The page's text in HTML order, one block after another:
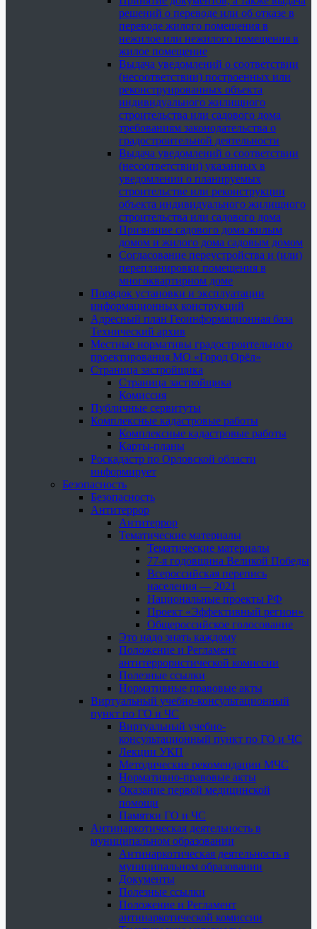
решений о переводе или об отказе в
переводе жилого помещения в
нежилое или нежилого помещения в
жилое помещение
Выдача уведомлений о соответствии
(несоответствии) построенных или
реконструированных объекта
индивидуального жилищного
строительства или садового дома
требованиям законодательства о
градостроительной деятельности
Выдача уведомлений о соответствии
(несоответствии) указанных в
уведомлении о планируемых
строительстве или реконструкции
объекта индивидуального жилищного
строительства или садового дома
Признание садового дома жилым
домом и жилого дома садовым домом
Согласование переустройства и (или)
перепланировки помещения в
многоквартирном доме
Порядок установки и эксплуатации
информационных конструкций
Адресный план Геоинформационная база
Технический архив
Местные нормативы градостроительного
проектирования МО «Город Орёл»
Страница застройщика
Страница застройщика
Комиссия
Публичные сервитуты
Комплексные кадастровые работы
Комплексные кадастровые работы
Карты-планы
Роскадастр по Орловской области
информирует
Безопасность
Безопасность
Антитеррор
Антитеррор
Тематические материалы
Тематические материалы
77-я годовщина Великой Победы
Всероссийская перепись
населения — 2021
Национальные проекты РФ
Проект «Эффективный регион»
Общероссийское голосование
Это надо знать каждому
Положение и Регламент
антитеррористической комиссии
Полезные ссылки
Нормативные правовые акты
Виртуальный учебно-консультационный
пункт по ГО и ЧС
Виртуальный учебно-
консультационный пункт по ГО и ЧС
Лекции УКП
Методические рекомендации МЧС
Нормативно-правовые акты
Оказание первой медицинской
помощи
Памятки ГО и ЧС
Антинаркотическая деятельность в
муниципальном образовании
Антинаркотическая деятельность в
муниципальном образовании
Документы
Полезные ссылки
Положение и Регламент
антинаркотической комиссии